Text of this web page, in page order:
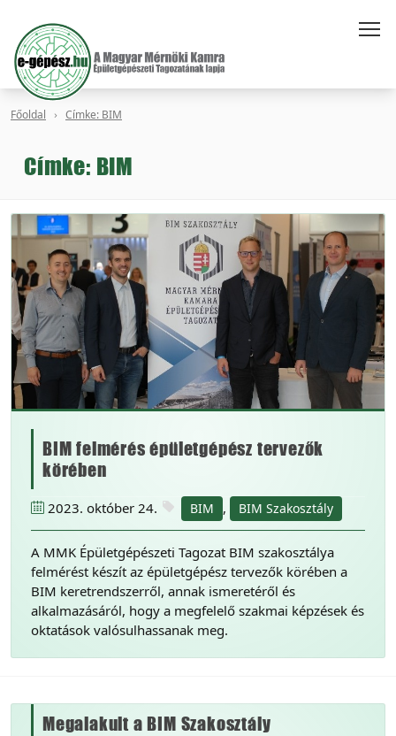
Főoldal Címke: BIM
Címke: BIM
BIM felmérés épületgépész tervezők
körében
2023. október 24. BIM , BIM Szakosztály
A MMK Épületgépészeti Tagozat BIM szakosztálya
felmérést készít az épületgépész tervezők körében a
BIM keretrendszerről, annak ismeretéről és
alkalmazásáról, hogy a megfelelő szakmai képzések és
oktatások valósulhassanak meg.
Megalakult a BIM Szakosztály